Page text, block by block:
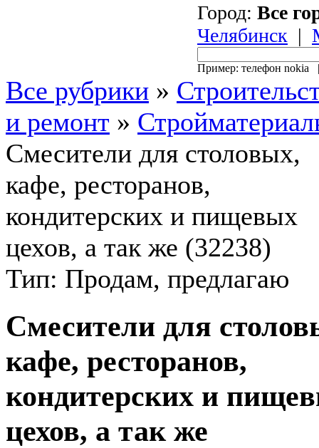
Город: Все
Челябинск |
Пример: телефон
Все рубрики »
и ремонт »
Смесители для столовых,
кафе, ресторанов,
кондитерских и пищевых
цехов, а так же (32238)
Тип: Продам, предлагаю
Смесители для
кафе, ресторанов,
кондитерских и
цехов, а так же